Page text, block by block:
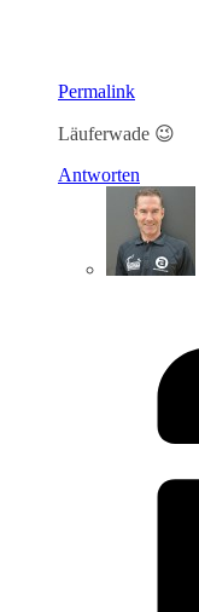
Permalink
Läuferwade 😉
Antworten